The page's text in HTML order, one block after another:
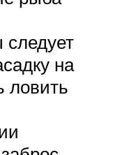
на
ловить